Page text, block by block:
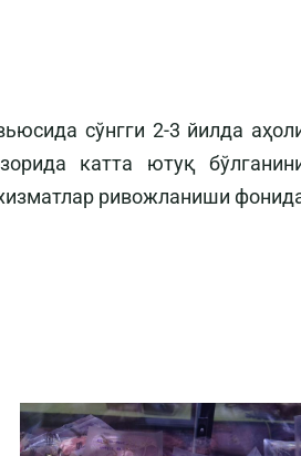
сўнгги 2-3 йилда
катта ютуқ
ривожланиши